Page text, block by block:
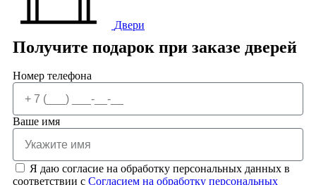
Двери
Получите подарок при заказе дверей
Номер телефона
Ваше имя
Я даю согласие на обработку персональных данных в
соответствии с Согласием на обработку персональных